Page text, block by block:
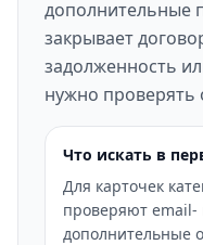
дополнительные
закрывает
задолженность
нужно проверять
Что искать в
Для карточек
проверяют email-
дополнительные